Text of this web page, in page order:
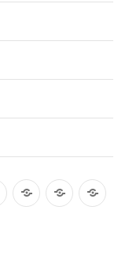
GebäckKuchenTorten